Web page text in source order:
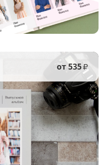
от 535₽